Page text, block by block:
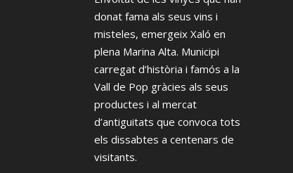
donat fama als seus vins i
misteles, emergeix Xaló en
plena Marina Alta. Municipi
carregat d’història i famós a la
Vall de Pop gràcies als seus
productes i al mercat
d’antiguitats que convoca tots
els dissabtes a centenars de
visitants.